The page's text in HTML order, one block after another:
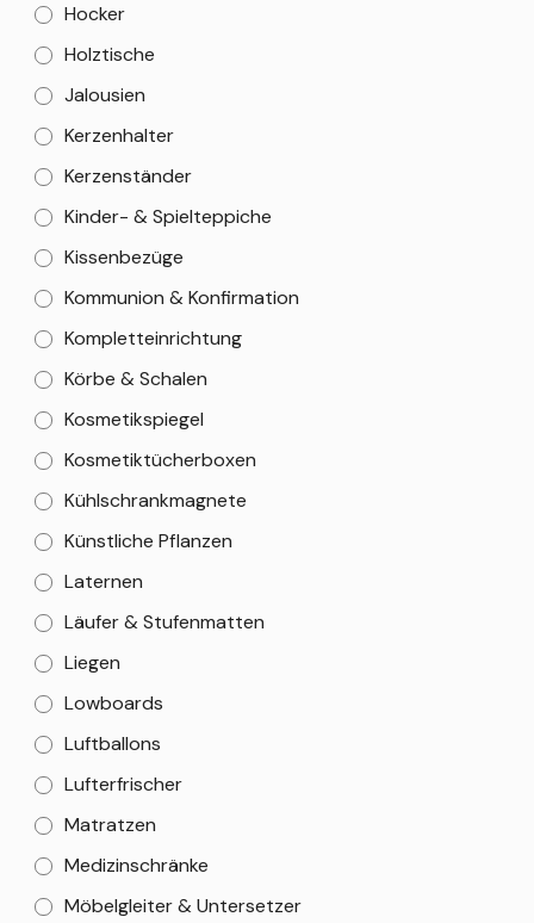
Hocker
Holztische
Jalousien
Kerzenhalter
Kerzenständer
Kinder- & Spielteppiche
Kissenbezüge
Kommunion & Konfirmation
Kompletteinrichtung
Körbe & Schalen
Kosmetikspiegel
Kosmetiktücherboxen
Kühlschrankmagnete
Künstliche Pflanzen
Laternen
Läufer & Stufenmatten
Liegen
Lowboards
Luftballons
Lufterfrischer
Matratzen
Medizinschränke
Möbelgleiter & Untersetzer